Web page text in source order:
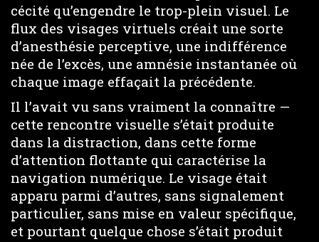
cécité qu’engendre le trop-plein visuel. Le
flux des visages virtuels créait une sorte
d’anesthésie perceptive, une indifférence
née de l’excès, une amnésie instantanée où
chaque image effaçait la précédente.
Il l’avait vu sans vraiment la connaître —
cette rencontre visuelle s’était produite
dans la distraction, dans cette forme
d’attention flottante qui caractérise la
navigation numérique. Le visage était
apparu parmi d’autres, sans signalement
particulier, sans mise en valeur spécifique,
et pourtant quelque chose s’était produit